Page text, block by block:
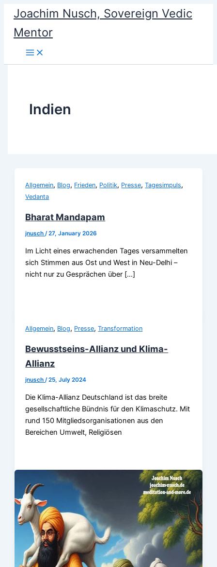
content
Joachim Nusch, Sovereign Vedic
Mentor
Indien
Allgemein, Blog, Frieden, Politik, Presse,Tagesimpuls,
Vedanta
Bharat Mandapam
jnusch/27, January 2026
Im Licht eines erwachenden Tages versammelten
sich Stimmen aus Ost und West in Neu-Delhi –
nicht nur zu Gesprächen über […]
Allgemein, Blog, Presse,Transformation
Bewusstseins-Allianz und Klima-
Allianz
jnusch/25, July 2024
Die Klima-Allianz Deutschland ist das breite
gesellschaftliche Bündnis für den Klimaschutz. Mit
rund 150 Mitgliedsorganisationen aus den
Bereichen Umwelt, Religiösen